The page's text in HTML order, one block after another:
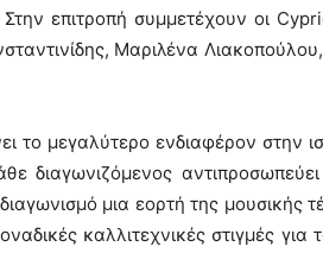
επιτροπή συμμετέχουν οι
Μαριλένα
το μεγαλύτερο ενδιαφέρον στην
διαγωνιζόμενος
μια εορτή της μουσικής
καλλιτεχνικές στιγμές για